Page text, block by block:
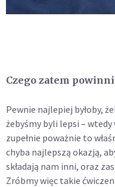
Czego zatem
Pewnie najlepiej byłoby,
żebyśmy byli lepsi –
zupełnie poważnie to
chyba najlepszą okazją,
składają nam inni, oraz
Zróbmy więc takie